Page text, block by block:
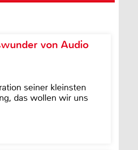
von Audio
seiner kleinsten
das wollen wir uns